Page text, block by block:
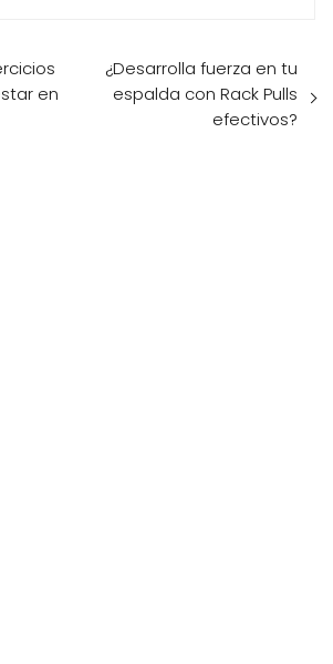
en
¿Desarrolla fuerza en tu
espalda con Rack Pulls
efectivos?